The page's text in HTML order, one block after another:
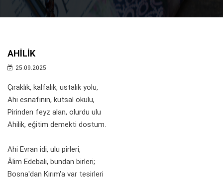
AHİLİK
25.09.2025
Çıraklık, kalfalık, ustalık yolu,
Ahi esnafının, kutsal okulu,
Pirinden feyz alan, olurdu ulu
Ahilik, eğitim demekti dostum.
Ahi Evran idi, ulu pirleri,
Âlim Edebali, bundan birleri;
Bosna'dan Kırım'a var tesirleri